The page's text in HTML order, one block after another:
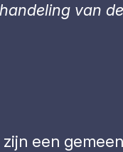
van
een